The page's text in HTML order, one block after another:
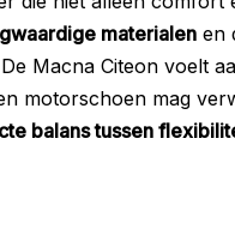
materialen en
Macna Citeon voelt
motorschoen mag
balans tussen